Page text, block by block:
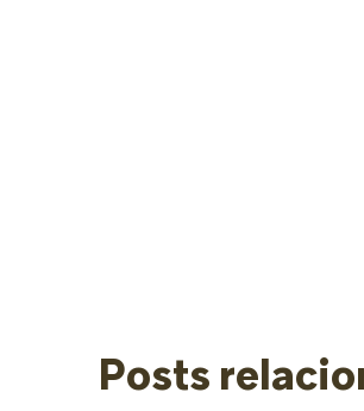
Posts